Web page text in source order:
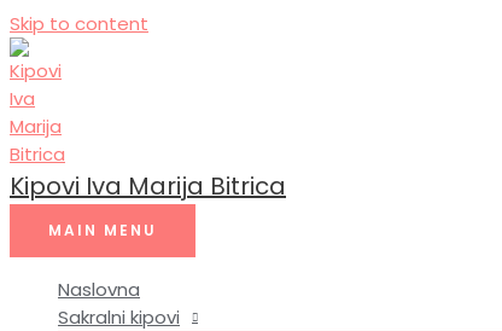
Skip to content
Kipovi Iva Marija Bitrica
MAIN MENU
Naslovna
Sakralni kipovi